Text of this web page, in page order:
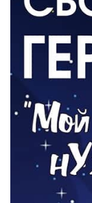
Новый
05.08.2026